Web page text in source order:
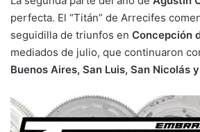
perfecta. El “Titán” de Arrecifes
seguidilla de triunfos en Concepción
mediados de julio, que continuaron
Buenos Aires, San Luis, San Nicolás